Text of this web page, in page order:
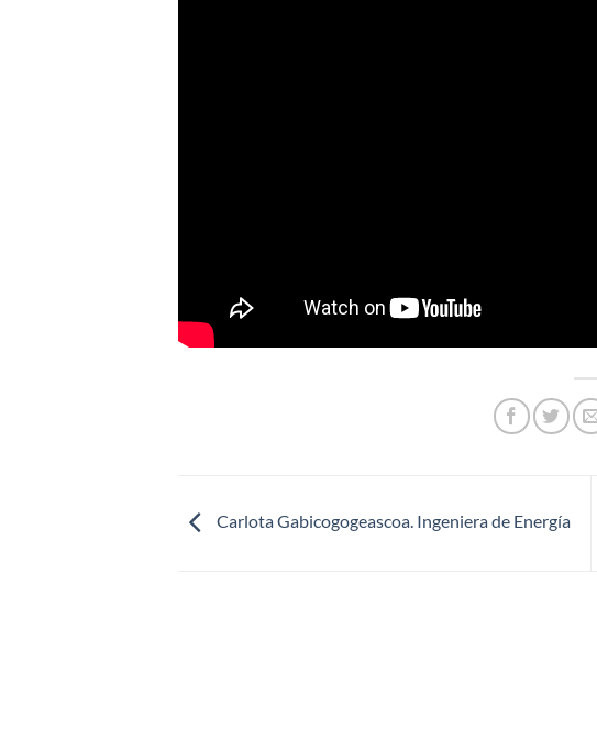
Carlota Gabicogogeascoa. Ingeniera de Energía